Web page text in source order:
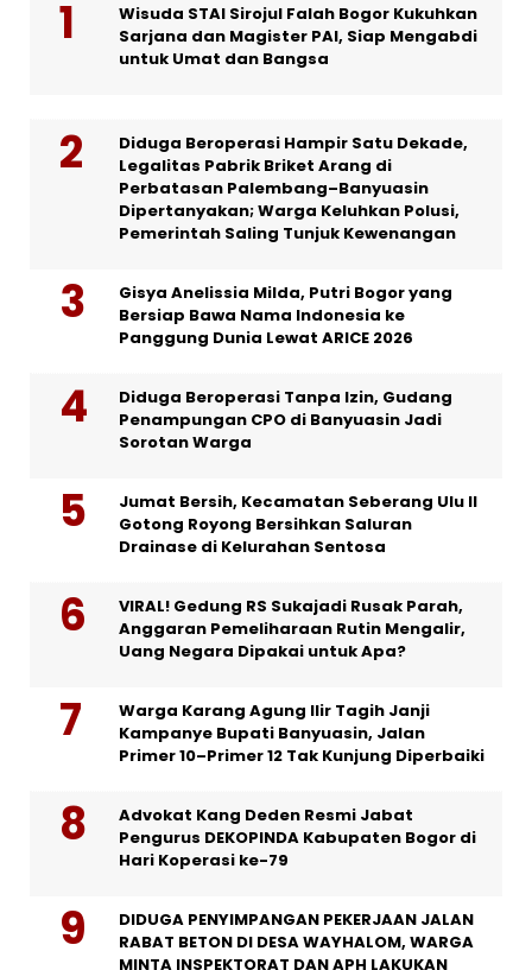
Wisuda STAI Sirojul Falah Bogor Kukuhkan
Sarjana dan Magister PAI, Siap Mengabdi
untuk Umat dan Bangsa
Diduga Beroperasi Hampir Satu Dekade,
Legalitas Pabrik Briket Arang di
Perbatasan Palembang–Banyuasin
Dipertanyakan; Warga Keluhkan Polusi,
Pemerintah Saling Tunjuk Kewenangan
Gisya Anelissia Milda, Putri Bogor yang
Bersiap Bawa Nama Indonesia ke
Panggung Dunia Lewat ARICE 2026
Diduga Beroperasi Tanpa Izin, Gudang
Penampungan CPO di Banyuasin Jadi
Sorotan Warga
Jumat Bersih, Kecamatan Seberang Ulu II
Gotong Royong Bersihkan Saluran
Drainase di Kelurahan Sentosa
VIRAL! Gedung RS Sukajadi Rusak Parah,
Anggaran Pemeliharaan Rutin Mengalir,
Uang Negara Dipakai untuk Apa?
Warga Karang Agung Ilir Tagih Janji
Kampanye Bupati Banyuasin, Jalan
Primer 10–Primer 12 Tak Kunjung Diperbaiki
Advokat Kang Deden Resmi Jabat
Pengurus DEKOPINDA Kabupaten Bogor di
Hari Koperasi ke-79
DIDUGA PENYIMPANGAN PEKERJAAN JALAN
RABAT BETON DI DESA WAYHALOM, WARGA
MINTA INSPEKTORAT DAN APH LAKUKAN